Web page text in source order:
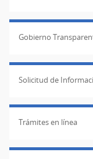
Gobierno
Solicitud de
Trámites en línea